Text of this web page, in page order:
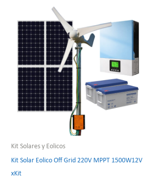
Kit Solares y Eolicos
Kit Solar Eolico Off Grid 220V MPPT 1500W12V
xKit